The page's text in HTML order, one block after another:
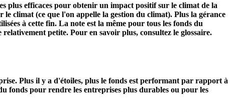
plus efficaces pour obtenir un impact positif sur le climat de la
climat (ce que l'on appelle la gestion du climat). Plus la gérance
à cette fin. La note est la même pour tous les fonds du
petite. Pour en savoir plus, consultez le glossaire.
Plus il y a d'étoiles, plus le fonds est performant par rapport à
fonds pour rendre les entreprises plus durables ou pour les